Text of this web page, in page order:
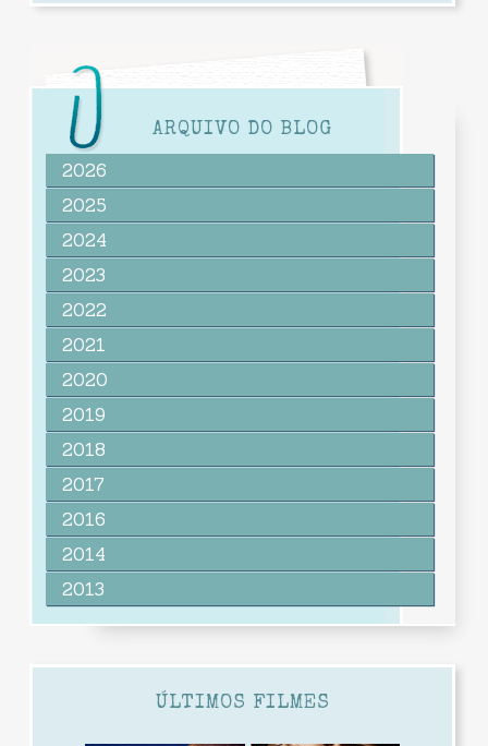
ARQUIVO DO BLOG
2026
2025
2024
2023
2022
2021
2020
2019
2018
2017
2016
2014
2013
ÚLTIMOS FILMES